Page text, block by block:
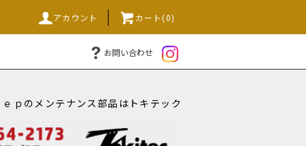
アカウント カート(0)
お問い合わせ
ｅｐのメンテナンス部品はトキテック